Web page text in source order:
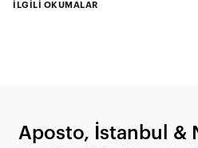
İLGİLİ OKUMALAR
Aposto, İstanbul &